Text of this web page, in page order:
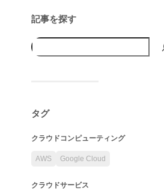
記事を探す
タグ
クラウドコンピューティング
AWS Google Cloud
クラウドサービス